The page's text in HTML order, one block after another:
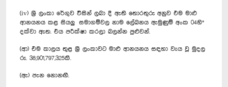
(iv) ශ්‍රී ලංකා රේගුව විසින් ලබා දී ඇති තොරතුරු අනුව එම මාළු
ආනයනය කළ සියලු සමාගම්වල නාම ලේඛනය ඇමුණුම් අංක 04හි*
දක්වා ඇත. එය පරීක්ෂා කරලා බලන්න පුළුවන්.
(ආ) එම කාලය තුළ ශ්‍රී ලංකාවට මාළු ආනයනය සඳහා වැය වූ මුදල
රු. 38,901,797,325කි.
(ඇ) පැන නොනඟී.